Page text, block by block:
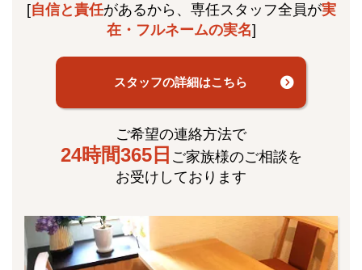
[自信と責任があるから、専任スタッフ全員が実
在・フルネームの実名]
スタッフの詳細はこちら
ご希望の連絡方法で
24時間365日 ご家族様のご相談を
お受けしております